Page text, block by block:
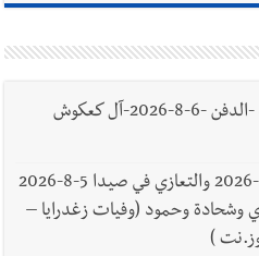
وفاة الحاجة رقية محمد حمودة -الدفن -6-8-2026-آل كعكوش
وفاة مصطفى محمد موسى 3-8-2026 والتعازي في صيدا 5-8-2026
وشحادة وحمود (وفيات زغدرايا –
)